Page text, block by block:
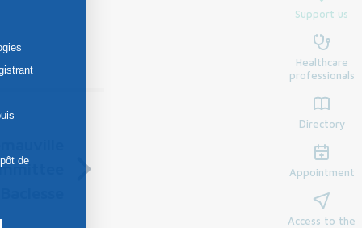
Support us
Healthcare
professionals
Directory
Appointment
Access to the
de